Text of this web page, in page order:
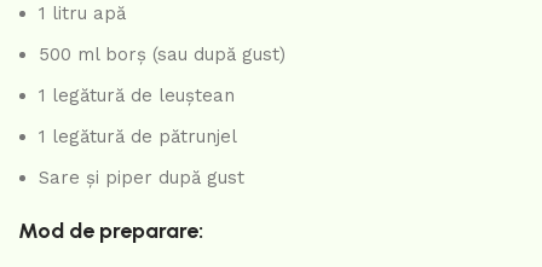
1 litru apă
500 ml borș (sau după gust)
1 legătură de leuștean
1 legătură de pătrunjel
Sare și piper după gust
Mod de preparare: